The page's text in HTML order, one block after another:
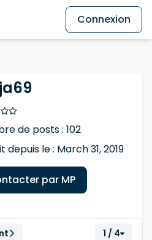
Connexion
de posts : 102
depuis le : March 31, 2019
par MP
1 / 4